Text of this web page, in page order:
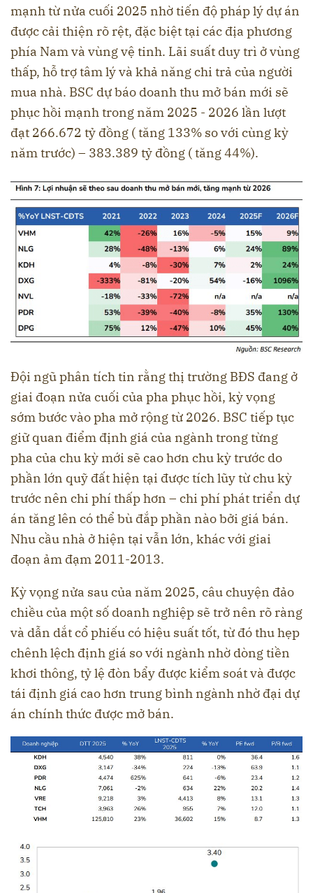
mạnh từ nửa cuối 2025 nhờ tiến độ pháp lý dự án
được cải thiện rõ rệt, đặc biệt tại các địa phương
phía Nam và vùng vệ tinh. Lãi suất duy trì ở vùng
thấp, hỗ trợ tâm lý và khả năng chi trả của người
mua nhà. BSC dự báo doanh thu mở bán mới sẽ
phục hồi mạnh trong năm 2025 - 2026 lần lượt
đạt 266.672 tỷ đồng ( tăng 133% so với cùng kỳ
năm trước) – 383.389 tỷ đồng ( tăng 44%).
Đội ngũ phân tích tin rằng thị trường BĐS đang ở
giai đoạn nửa cuối của pha phục hồi, kỳ vọng
sớm bước vào pha mở rộng từ 2026. BSC tiếp tục
giữ quan điểm định giá của ngành trong từng
pha của chu kỳ mới sẽ cao hơn chu kỳ trước do
phần lớn quỹ đất hiện tại được tích lũy từ chu kỳ
trước nên chi phí thấp hơn – chi phí phát triển dự
án tăng lên có thể bù đắp phần nào bởi giá bán.
Nhu cầu nhà ở hiện tại vẫn lớn, khác với giai
đoạn ảm đạm 2011-2013.
Kỳ vọng nửa sau của năm 2025, câu chuyện đảo
chiều của một số doanh nghiệp sẽ trở nên rõ ràng
và dẫn dắt cổ phiếu có hiệu suất tốt, từ đó thu hẹp
chênh lệch định giá so với ngành nhờ dòng tiền
khơi thông, tỷ lệ đòn bẩy được kiểm soát và được
tái định giá cao hơn trung bình ngành nhờ đại dự
án chính thức được mở bán.